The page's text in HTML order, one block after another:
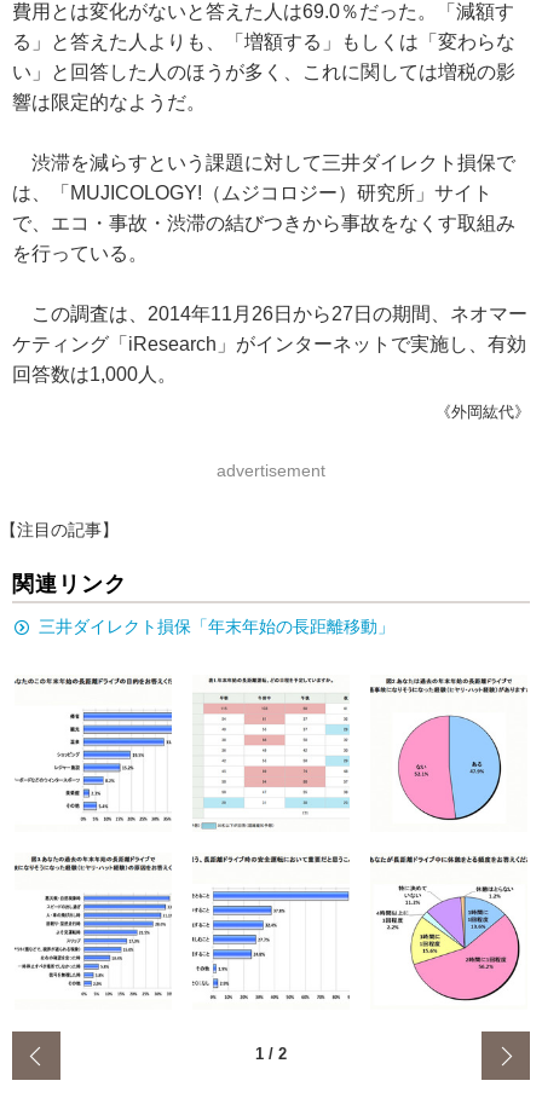
費用とは変化がないと答えた人は69.0％だった。「減額す
る」と答えた人よりも、「増額する」もしくは「変わらな
い」と回答した人のほうが多く、これに関しては増税の影
響は限定的なようだ。
渋滞を減らすという課題に対して三井ダイレクト損保で
は、「MUJICOLOGY!（ムジコロジー）研究所」サイト
で、エコ・事故・渋滞の結びつきから事故をなくす取組み
を行っている。
この調査は、2014年11月26日から27日の期間、ネオマー
ケティング「iResearch」がインターネットで実施し、有効
回答数は1,000人。
《外岡紘代》
advertisement
【注目の記事】
関連リンク
三井ダイレクト損保「年末年始の長距離移動」
1 / 2